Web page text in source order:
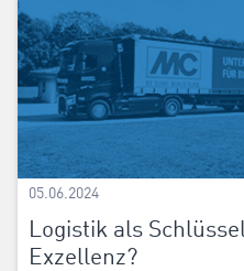
05.06.2024
Logistik als
Exzellenz?